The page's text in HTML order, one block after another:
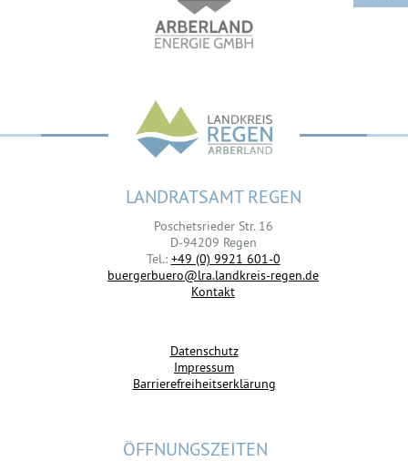
LANDRATSAMT REGEN
Poschetsrieder Str. 16
D-94209 Regen
Tel.: +49 (0) 9921 601-0
buergerbuero@lra.landkreis-regen.de
Kontakt
Datenschutz
Impressum
Barrierefreiheitserklärung
ÖFFNUNGSZEITEN